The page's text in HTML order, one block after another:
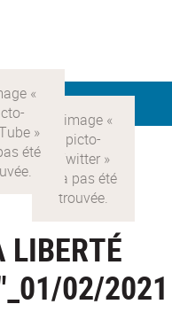
> Recherche >
LIBERTÉ
02/2021